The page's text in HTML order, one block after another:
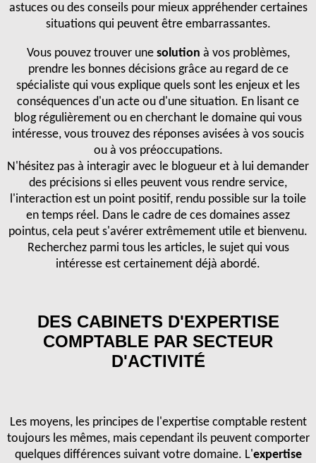
astuces ou des conseils pour mieux appréhender certaines
situations qui peuvent être embarrassantes.
Vous pouvez trouver une solution à vos problèmes,
prendre les bonnes décisions grâce au regard de ce
spécialiste qui vous explique quels sont les enjeux et les
conséquences d'un acte ou d'une situation. En lisant ce
blog régulièrement ou en cherchant le domaine qui vous
intéresse, vous trouvez des réponses avisées à vos soucis
ou à vos préoccupations.
N'hésitez pas à interagir avec le blogueur et à lui demander
des précisions si elles peuvent vous rendre service,
l'interaction est un point positif, rendu possible sur la toile
en temps réel. Dans le cadre de ces domaines assez
pointus, cela peut s'avérer extrêmement utile et bienvenu.
Recherchez parmi tous les articles, le sujet qui vous
intéresse est certainement déjà abordé.
DES CABINETS D'EXPERTISE
COMPTABLE PAR SECTEUR
D'ACTIVITÉ
Les moyens, les principes de l'expertise comptable restent
toujours les mêmes, mais cependant ils peuvent comporter
quelques différences suivant votre domaine. L'expertise